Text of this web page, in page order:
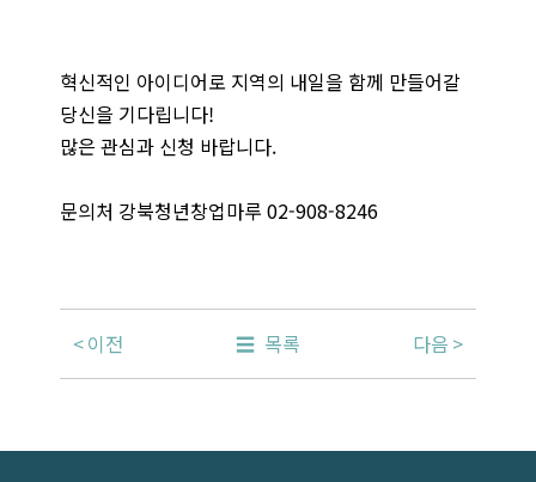
혁신적인 아이디어로 지역의 내일을 함께 만들어갈
당신을 기다립니다!
많은 관심과 신청 바랍니다.
문의처 강북청년창업마루 02-908-8246
이전 목록 다음